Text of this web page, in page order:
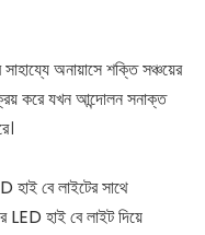
অনায়াসে শক্তি সঞ্চয়ের
করে যখন আন্দোলন সনাক্ত
হাই বে লাইটের সাথে
LED হাই বে লাইট দিয়ে